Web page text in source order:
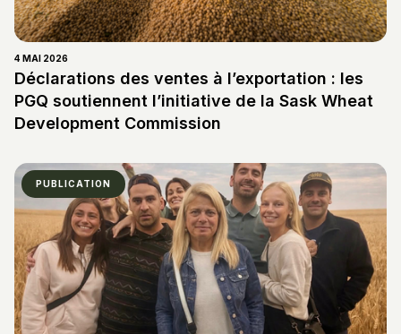
4 MAI 2026
Déclarations des ventes à l’exportation : les
PGQ soutiennent l’initiative de la Sask Wheat
Development Commission
PUBLICATION